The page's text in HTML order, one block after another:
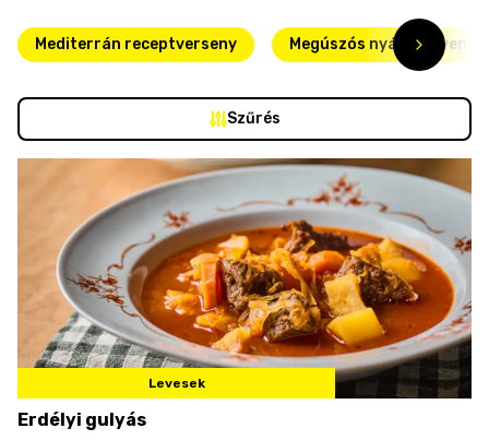
Mediterrán receptverseny Megúszós nyári
Szűrés
Levesek
Erdélyi gulyás